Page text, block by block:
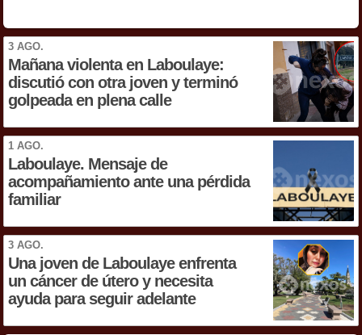
3 AGO.
Mañana violenta en Laboulaye:
discutió con otra joven y terminó
golpeada en plena calle
1 AGO.
Laboulaye. Mensaje de
acompañamiento ante una pérdida
familiar
3 AGO.
Una joven de Laboulaye enfrenta
un cáncer de útero y necesita
ayuda para seguir adelante